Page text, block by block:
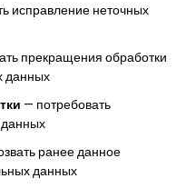
исправление неточных
прекращения обработки
данных
— потребовать
данных
ранее данное
данных